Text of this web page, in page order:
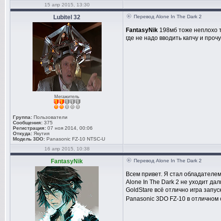
15 апр 2015, 13:30
Lubitel 32
Мегажитель
Группа: Пользователи
Сообщения: 375
Регистрация: 07 ноя 2014, 00:06
Откуда: Якутия
Модель 3DO: Panasonic FZ-10 NTSC-U
Перевод Alone In The Dark 2
FantasyNik 198мб тоже неплохо
где не надо вводить капчу и
16 апр 2015, 10:38
FantasyNik Перевод Alone In The Dark 2
Всем привет. Я стал
Alone In The Dark 2 не уходит
GoldStare всё отлично игра
Panasonic 3DO FZ-10 в